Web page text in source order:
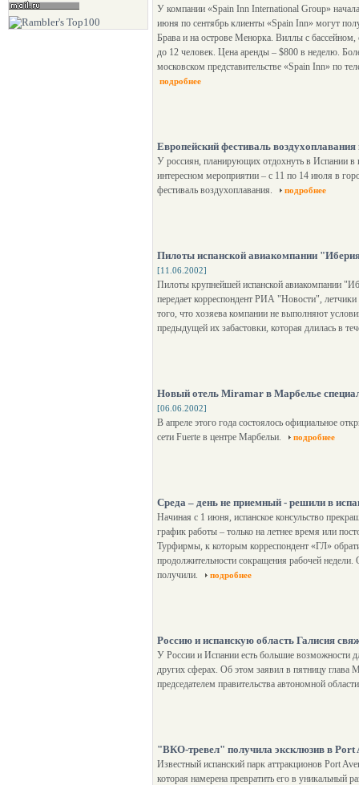
У компании «Spain Inn International Group»
июня по сентябрь клиенты «Spain Inn» могут
Брава и на острове Менорка. Виллы с
до 12 человек. Цена аренды – $800 в неделю.
московском представительстве «Spain Inn» по
подробнее
Европейский фестиваль
У россиян, планирующих отдохнуть в Испании в
интересном мероприятии – с 11 по 14 июля в
фестиваль воздухоплавания.
подробнее
Пилоты испанской авиакомпании
[11.06.2002]
Пилоты крупнейшей испанской авиакомпании
передает корреспондент РИА "Новости", летчики
того, что хозяева компании не выполняют
предыдущей их забастовки, которая длилась в
Новый отель Miramar в Марбелье
[06.06.2002]
В апреле этого года состоялось официальное
сети Fuerte в центре Марбельи.
подробнее
Среда – день не приемный - решили в
Начиная с 1 июня, испанское консульство
график работы – только на летнее время или
Турфирмы, к которым корреспондент «ГЛ»
продолжительности сокращения рабочей
получили.
подробнее
Россию и испанскую область Галисия
У России и Испании есть большие возможности
других сферах. Об этом заявил в пятницу
председателем правительства автономной
"ВКО-тревел" получила эксклюзив в Port
Известный испанский парк аттракционов Port
которая намерена превратить его в уникальный